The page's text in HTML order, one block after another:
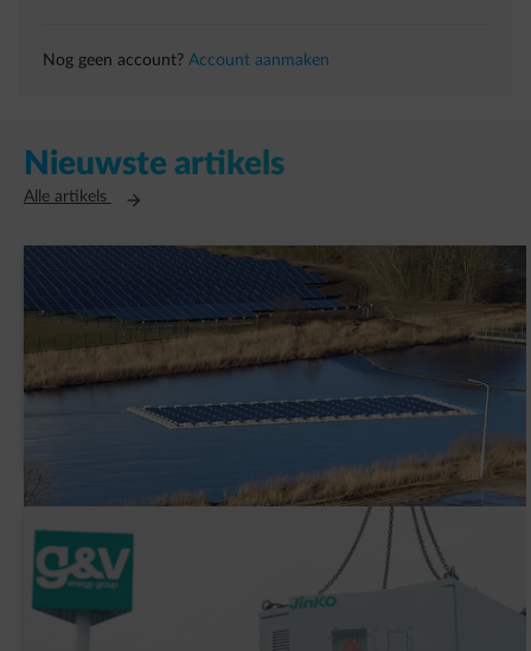
Nog geen account? Account aanmaken
Nieuwste artikels
Alle artikels Opent in een nieuw tabblad
AVK Plastics tekent een PPA met ENGIE